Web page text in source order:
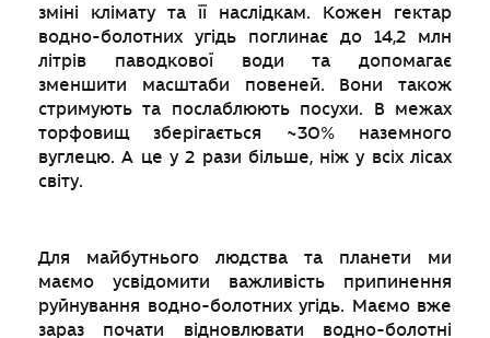
зміні клімату та її наслідкам. Кожен гектар
водно-болотних угідь поглинає до 14,2 млн
літрів паводкової води та допомагає
зменшити масштаби повеней. Вони також
стримують та послаблюють посухи. В межах
торфовищ зберігається ~30% наземного
вуглецю. А це у 2 рази більше, ніж у всіх лісах
світу.
Для майбутнього людства та планети ми
маємо усвідомити важливість припинення
руйнування водно-болотних угідь. Маємо вже
зараз почати відновлювати водно-болотні